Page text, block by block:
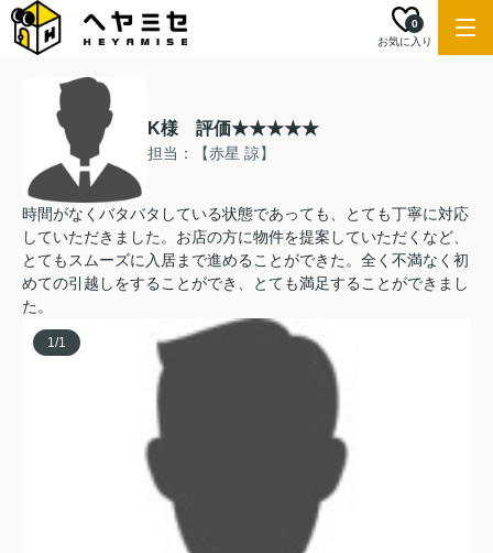
お気に入り
0
K様 評価★★★★★
担当：【赤星 諒】
時間がなくバタバタしている状態であっても、とても丁寧に対応
していただきました。お店の方に物件を提案していただ︎︎くなど、
とてもスムーズに入居まで進めることができた。全く不満なく初
めての引越しをすることができ、とても満足することができまし
た。
1/1